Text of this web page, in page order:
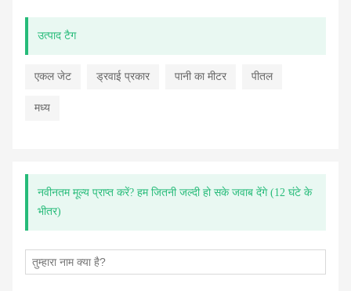
उत्पाद टैग
एकल जेट ड्रवाई प्रकार पानी का मीटर पीतल
मध्य
नवीनतम मूल्य प्राप्त करें? हम जितनी जल्दी हो सके जवाब देंगे (12 घंटे के
भीतर)